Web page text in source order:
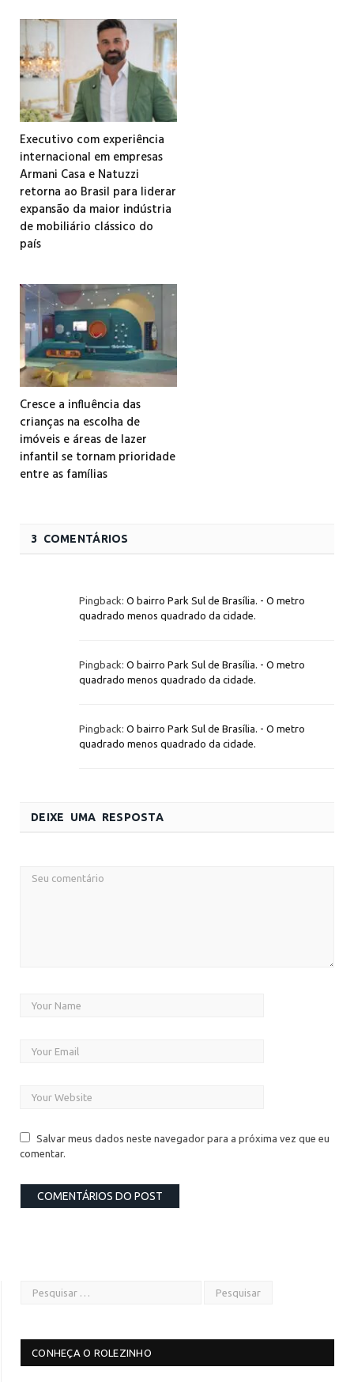
Executivo com experiência
internacional em empresas
Armani Casa e Natuzzi
retorna ao Brasil para liderar
expansão da maior indústria
de mobiliário clássico do
país
Cresce a influência das
crianças na escolha de
imóveis e áreas de lazer
infantil se tornam prioridade
entre as famílias
3 COMENTÁRIOS
Pingback: O bairro Park Sul de Brasília. - O metro
quadrado menos quadrado da cidade.
Pingback: O bairro Park Sul de Brasília. - O metro
quadrado menos quadrado da cidade.
Pingback: O bairro Park Sul de Brasília. - O metro
quadrado menos quadrado da cidade.
DEIXE UMA RESPOSTA
Salvar meus dados neste navegador para a próxima vez que eu
comentar.
CONHEÇA O ROLEZINHO